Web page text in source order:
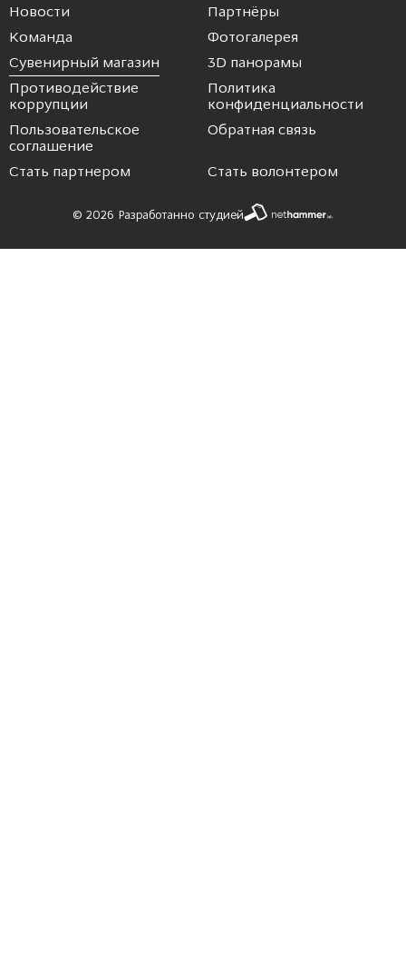
Новости
Партнёры
Команда
Фотогалерея
Сувенирный магазин
3D панорамы
Противодействие
коррупции
Политика
конфиденциальности
Пользовательское
соглашение
Обратная связь
Стать партнером Стать волонтером
© 2026 Разработанно студией